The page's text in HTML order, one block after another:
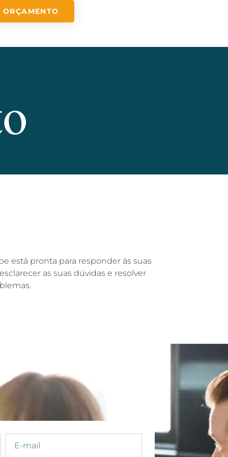
ORÇAMENTO
está pronta para responder às suas
as suas dúvidas e resolver